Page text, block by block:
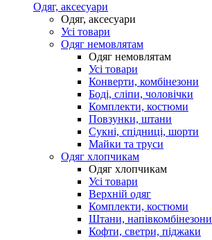
Одяг, аксесуари
Одяг, аксесуари
Усі товари
Одяг немовлятам
Одяг немовлятам
Усі товари
Конверти, комбінезони
Боді, сліпи, чоловічки
Комплекти, костюми
Повзунки, штани
Сукні, спідниці, шорти
Майки та труси
Одяг хлопчикам
Одяг хлопчикам
Усі товари
Верхній одяг
Комплекти, костюми
Штани, напівкомбінезони
Кофти, светри, піджаки